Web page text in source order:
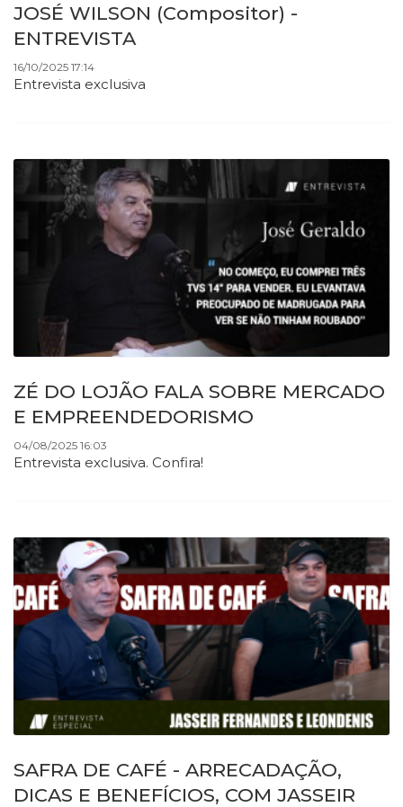
JOSÉ WILSON (Compositor) -
ENTREVISTA
16/10/2025 17:14
Entrevista exclusiva
ZÉ DO LOJÃO FALA SOBRE MERCADO
E EMPREENDEDORISMO
04/08/2025 16:03
Entrevista exclusiva. Confira!
SAFRA DE CAFÉ - ARRECADAÇÃO,
DICAS E BENEFÍCIOS, COM JASSEIR